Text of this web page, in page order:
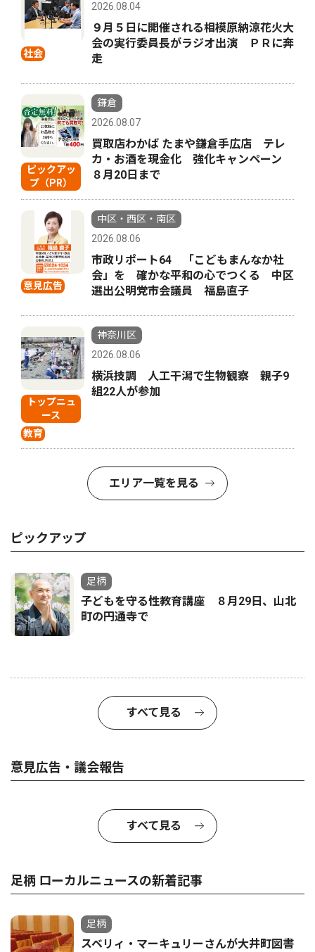
社会
2026.08.04
９月５日に開催される相模原納涼花火大
会の実行委員長がラジオ出演 ＰＲに奔
走
ピックアッ
プ（PR）
鎌倉
2026.08.07
買取店わかば たまや鎌倉手広店 テレ
カ・お酒を現金化 強化キャンペーン
８月20日まで
意見広告
中区・西区・南区
2026.08.06
市政リポート64 「こどもまんなか社
会」を 確かな平和の心でつくる 中区
選出公明党市会議員 福島直子
トップニュ
ース
教育
神奈川区
2026.08.06
横浜技調 人工干潟で生物観察 親子9
組22人が参加
エリア一覧を見る
ピックアップ
足柄
子どもを守る性教育講座 ８月29日、山北
町の円通寺で
すべて見る
意見広告・議会報告
すべて見る
足柄 ローカルニュースの新着記事
足柄
スベリィ・マーキュリーさんが大井町図書